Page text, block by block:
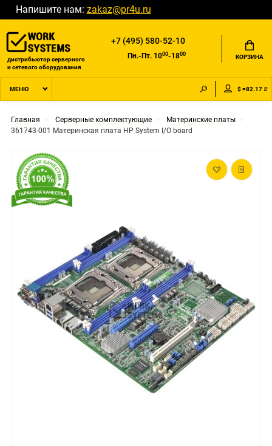
Напишите нам: zakaz@pr4u.ru
дистрибьютор серверного
и сетевого оборудования
+7 (495) 580-52-10
Пн.-Пт. 1000-1800 КОРЗИНА
МЕНЮ $ =82.17 ₽
Главная Серверные комплектующие
Материнские платы
361743-001 Материнская плата HP System I/O board